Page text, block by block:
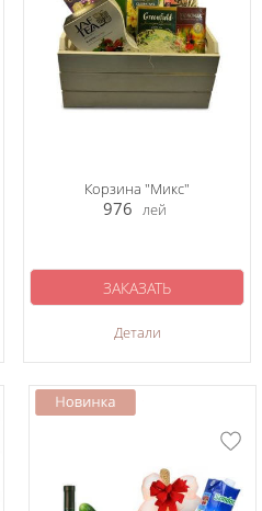
Корзина "Микс"
976 лей
Детали
ЗАКАЗАТЬ